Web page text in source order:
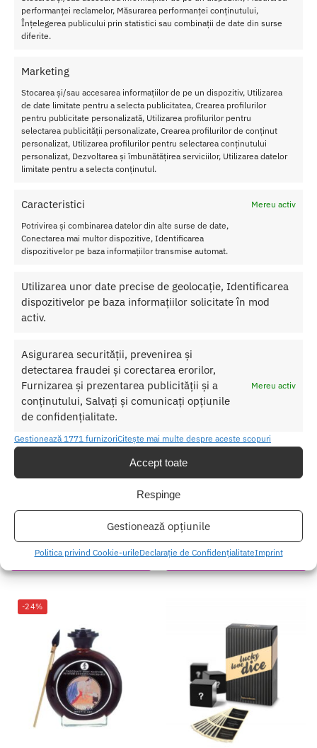
performanței reclamelor, Măsurarea performanței conținutului,
Înțelegerea publicului prin statistici sau combinații de date din surse
diferite.
Marketing
Stocarea și/sau accesarea informațiilor de pe un dispozitiv, Utilizarea
de date limitate pentru a selecta publicitatea, Crearea profilurilor
pentru publicitate personalizată, Utilizarea profilurilor pentru
selectarea publicității personalizate, Crearea profilurilor de conținut
personalizat, Utilizarea profilurilor pentru selectarea conținutului
personalizat, Dezvoltarea și îmbunătățirea serviciilor, Utilizarea datelor
limitate pentru a selecta conținutul.
Caracteristici
Mereu activ
Potrivirea și combinarea datelor din alte surse de date,
Conectarea mai multor dispozitive, Identificarea
dispozitivelor pe baza informațiilor transmise automat.
Utilizarea unor date precise de geolocație, Identificarea
dispozitivelor pe baza informațiilor solicitate în mod
activ.
Asigurarea securității, prevenirea și
detectarea fraudei și corectarea erorilor,
Furnizarea și prezentarea publicității și a
conținutului, Salvați și comunicați opțiunile
de confidențialitate.
Mereu activ
Gestionează 1771 furnizoriCitește mai multe despre aceste scopuri
Accept toate
Respinge
Gestionează opțiunile
Politica privind Cookie-urileDeclarație de ConfidențialitateImprint
Adaugă în coș Adaugă în coș
Set Adventure Remote Control
CalExotics
521.00lei
Adaugă în coș
Set 2 Play Box Fun Factory
Adaugă în coș
Adaugă în coș
Joc de masa pentru adulti Sex
Adaugă în coș
-24%